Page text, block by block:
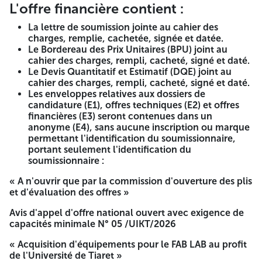
Capacités financières :Ayant des capacités financières
susceptibles de lui permettre une prise en charge du projet
soit un chiffre moyen (CAM) des Trois (03) dernières années
précédant l'année de lancement de l'appel d'offres défini
comme suit CAM
$\\ge$ 1 000 000 DA visées par les services des impôts.
Capacités techniques :Ayant déjà exécuté au moins une
opération de même nature à ce projet, justifiée par une
attestation de bonne exécution délivré par le maître
d'ouvrage public
Les candidats intéressés par le présent avis peuvent retirer
le cahier des charges modificatif auprès de monsieur le
régisseur de l'Université de Tiaret
sis rectorat (3ème étage) en face de la place A.I.N route
d'Alger contre le paiement d'une somme de 2000 DA en
espèces.
Les documents exigés en cours de validité, seront
présentés comme suit :
L'offre financière contient :
La lettre de soumission jointe au cahier des
charges, remplie, cachetée, signée et datée.
Le Bordereau des Prix Unitaires (BPU) joint au
cahier des charges, rempli, cacheté, signé et daté.
Le Devis Quantitatif et Estimatif (DQE) joint au
cahier des charges, rempli, cacheté, signé et daté.
Les enveloppes relatives aux dossiers de
candidature (E1), offres techniques (E2) et offres
financières (E3) seront contenues dans un
anonyme (E4), sans aucune inscription ou marque
permettant l'identification du soumissionnaire,
portant seulement l'identification du
soumissionnaire :
« A n'ouvrir que par la commission d'ouverture des plis
et d'évaluation des offres »
Avis d'appel d'offre national ouvert avec exigence de
capacités minimale N° 05 /UIKT/2026
« Acquisition d'équipements pour le FAB LAB au profit
de l'Université de Tiaret »